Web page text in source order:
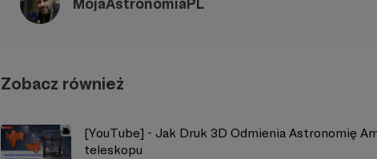
MojaAstronomiaPL
Zobacz również
[YouTube] - Jak Druk 3D Odmienia Astronomię
teleskopu